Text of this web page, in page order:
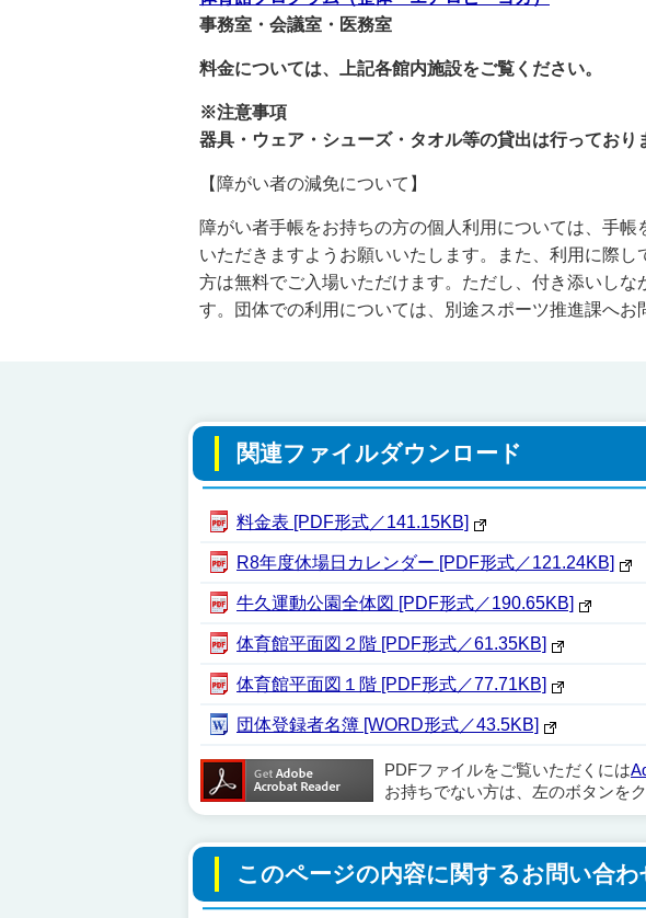
事務室・会議室・医務室
料金については、上記各館内施設をご覧ください。
※注意事項
器具・ウェア・シューズ・タオル等の貸出は行っており
【障がい者の減免について】
障がい者手帳をお持ちの方の個人利用については、手
いただきますようお願いいたします。また、利用に際
方は無料でご入場いただけます。ただし、付き添いし
す。団体での利用については、別途スポーツ推進課へお
関連ファイルダウンロード
料金表 [PDF形式／141.15KB]
R8年度休場日カレンダー [PDF形式／121.24KB]
牛久運動公園全体図 [PDF形式／190.65KB]
体育館平面図２階 [PDF形式／61.35KB]
体育館平面図１階 [PDF形式／77.71KB]
団体登録者名簿 [WORD形式／43.5KB]
PDFファイルをご覧いただくには
お持ちでない方は、左のボタンを
このページの内容に関するお問い合わ